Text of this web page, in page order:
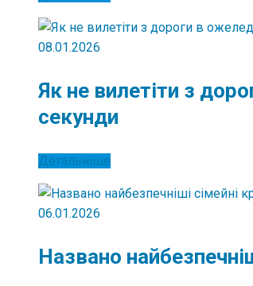
08.01.2026
Як не вилетіти з
секунди
Детальніше
06.01.2026
Названо